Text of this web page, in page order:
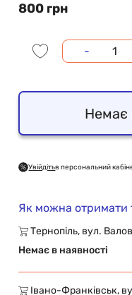
800 грн
-
Немає
Увійдітьв персональний
Як можна отримати
Тернопіль, вул.
Немає в наявності
Івано-Франківськ,